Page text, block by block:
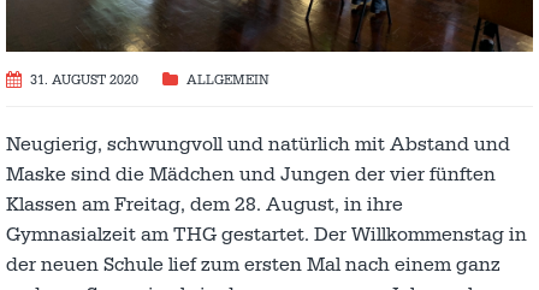
31. AUGUST 2020 ALLGEMEIN
Neugierig, schwungvoll und natürlich mit Abstand und
Maske sind die Mädchen und Jungen der vier fünften
Klassen am Freitag, dem 28. August, in ihre
Gymnasialzeit am THG gestartet. Der Willkommenstag in
der neuen Schule lief zum ersten Mal nach einem ganz